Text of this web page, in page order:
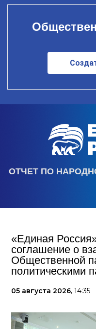
ОТЧЕТ ПО
«Единая
соглашение о
Общественной
политическими
05 августа 2026, 14:35